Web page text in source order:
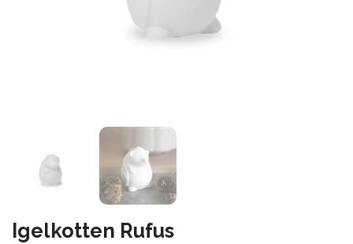
Igelkotten Rufus